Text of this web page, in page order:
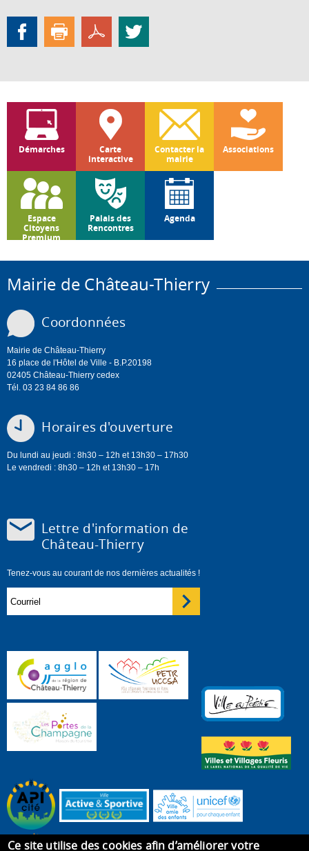
Démarches
Carte
interactive
Contacter la
mairie
Associations
Espace
Citoyens
Premium
Palais des
Rencontres
Agenda
Mairie de Château-Thierry
Coordonnées
Mairie de Château-Thierry
16 place de l'Hôtel de Ville - B.P.20198
02405 Château-Thierry cedex
Tél. 03 23 84 86 86
Horaires d'ouverture
Du lundi au jeudi : 8h30 – 12h et 13h30 – 17h30
Le vendredi : 8h30 – 12h et 13h30 – 17h
Lettre d'information de
Château-Thierry
Tenez-vous au courant de nos dernières actualités !
Ce site utilise des cookies afin d’améliorer votre